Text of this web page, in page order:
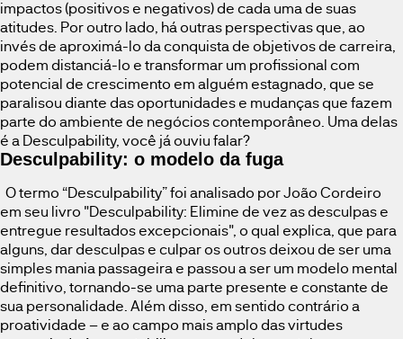
impactos (positivos e negativos) de cada uma de suas
atitudes. Por outro lado, há outras perspectivas que, ao
invés de aproximá-lo da conquista de objetivos de carreira,
podem distanciá-lo e transformar um profissional com
potencial de crescimento em alguém estagnado, que se
paralisou diante das oportunidades e mudanças que fazem
parte do ambiente de negócios contemporâneo. Uma delas
é a Desculpability, você já ouviu falar?
Desculpability: o modelo da fuga
O termo “Desculpability” foi analisado por João Cordeiro
em seu livro "Desculpability: Elimine de vez as desculpas e
entregue resultados excepcionais", o qual explica, que para
alguns, dar desculpas e culpar os outros deixou de ser uma
simples mania passageira e passou a ser um modelo mental
definitivo, tornando-se uma parte presente e constante de
sua personalidade. Além disso, em sentido contrário a
proatividade – e ao campo mais amplo das virtudes